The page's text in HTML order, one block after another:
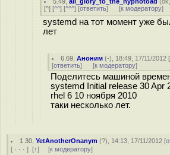
[^] [^^] [^^^] [ответить] [к модератору]
systemd на тот момент уже
лет
6.69 ,Аноним (-), 18:49, 17/11/2012 [
[ответить] [к модератору]
Поделитесь машиной
systemd Initial release 30 Apr
rhel 6 10 ноября 2010
таки несколько лет.
1.30 ,YetAnotherOnanym (?), 14:13, 17/11/2012 [
[ · · · ] [↑] [к модератору]